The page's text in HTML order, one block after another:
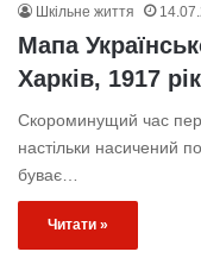
Шкільне життя
Мапа
Харків, 1917 рік
Скороминущий час
настільки насичений
буває…
Читати »